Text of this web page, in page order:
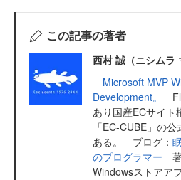
この記事の著者
西村 誠（ニシムラ
Microsoft MVP
Development。
あり国産ECサイト
「EC-CUBE」の
ある。 ブログ：
のプログラマー
Windowsストアア